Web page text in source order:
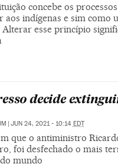
concebe os
aos indígenas e sim como
esse princípio
decide
| JUN 24, 2021 - 10:14 EDT
que o antiministro
foi desfechado o mais
mundo